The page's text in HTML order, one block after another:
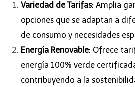
Variedad de Tarifas: Amplia
opciones que se adaptan a
de consumo y necesidades
Energía Renovable: Ofrece
energía 100% verde
contribuyendo a la